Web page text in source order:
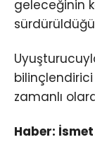
geleceğinin
zamanlı
Haber: